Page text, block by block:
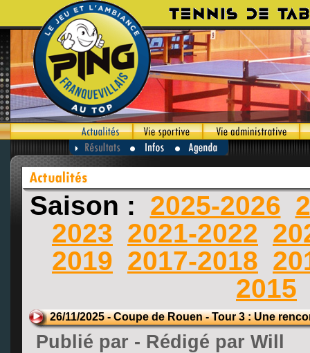
Saison : 2025-2026
2023 2021-2022
2019 2017-2018
2015
26/11/2025 - Coupe de Rouen - Tour 3 : Une
Publié par - Rédigé par Will